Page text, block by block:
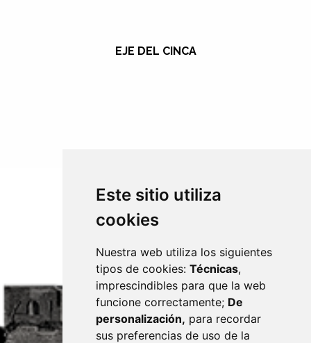
Este sitio utiliza
cookies
Nuestra web utiliza los siguientes
tipos de cookies: Técnicas,
imprescindibles para que la web
funcione correctamente; De
personalización, para recordar
sus preferencias de uso de la
EJE DEL CINCA